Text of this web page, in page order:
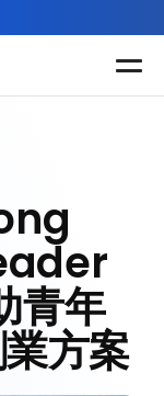
青年
方案
多種專項技能提
升課程
助你全面掌握AI
應用
程